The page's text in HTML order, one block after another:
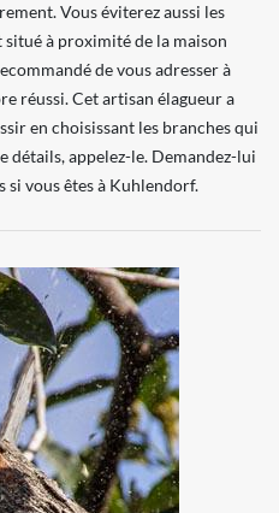
Vous éviterez aussi les
situé à proximité de la maison
de vous adresser à
réussi. Cet artisan élagueur a
en choisissant les branches qui
détails, appelez-le. Demandez-lui
vous êtes à Kuhlendorf.